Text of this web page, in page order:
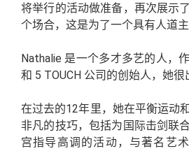
将举行的活动做准备，再次展示
个场合，这是为了一个具有人道
Nathalie 是一个多才多艺的人，
和 5 TOUCH 公司的创始人，她很
在过去的12年里，她在平衡运动
非凡的技巧，包括为国际击剑联
宫指导高调的活动，与著名艺